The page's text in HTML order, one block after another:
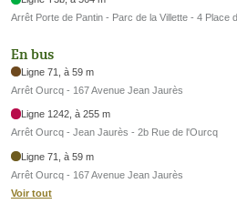
Arrêt Porte de Pantin - Parc de la Villette - 4 Place
En bus
Ligne 71, à 59 m
Arrêt Ourcq - 167 Avenue Jean Jaurès
Ligne 1242, à 255 m
Arrêt Ourcq - Jean Jaurès - 2b Rue de l'Ourcq
Ligne 71, à 59 m
Arrêt Ourcq - 167 Avenue Jean Jaurès
Voir tout